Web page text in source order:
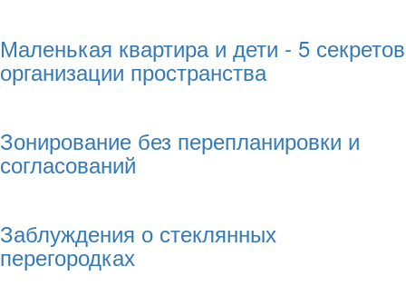
Маленькая квартира и дети - 5 секретов
организации пространства
Зонирование без перепланировки и
согласований
Заблуждения о стеклянных
перегородках